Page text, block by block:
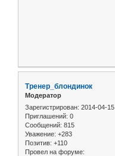
Тренер_блондинок
Модератор
Зарегистрирован: 2014-04-15
Приглашений: 0
Сообщений: 815
Уважение: +283
Позитив: +110
Провел на форуме: